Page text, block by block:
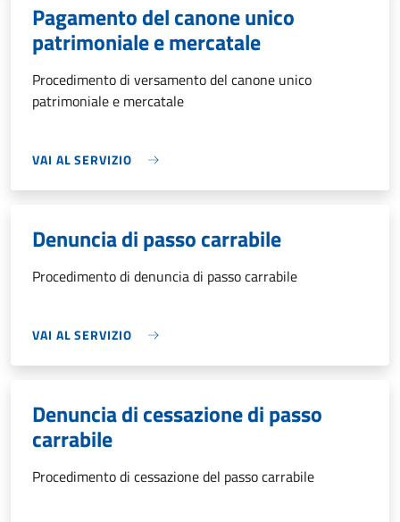
Pagamento del canone unico
patrimoniale e mercatale
Procedimento di versamento del canone unico
patrimoniale e mercatale
VAI AL SERVIZIO
Denuncia di passo carrabile
Procedimento di denuncia di passo carrabile
VAI AL SERVIZIO
Denuncia di cessazione di passo
carrabile
Procedimento di cessazione del passo carrabile